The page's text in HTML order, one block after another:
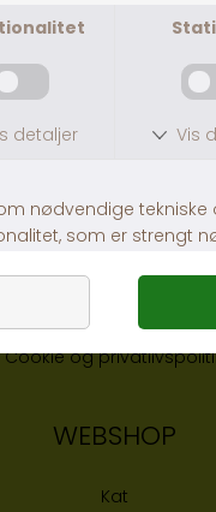
© Pitó 2024, CVR
Butikkerne
Om os
Fragt og levering
Cookie og
WEBSHOP
Kat